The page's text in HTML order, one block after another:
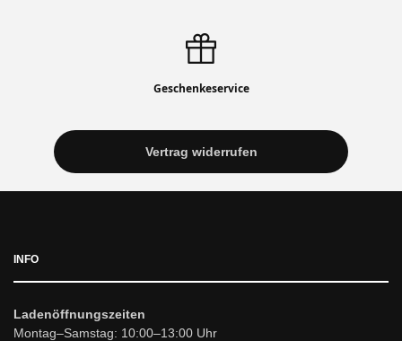
Geschenkeservice
Vertrag widerrufen
INFO
Ladenöffnungszeiten
Montag–Samstag: 10:00–13:00 Uhr